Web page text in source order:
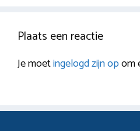
Plaats een reactie
Je moetingelogd zijn opom